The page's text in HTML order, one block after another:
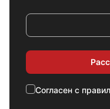
Cогласен с